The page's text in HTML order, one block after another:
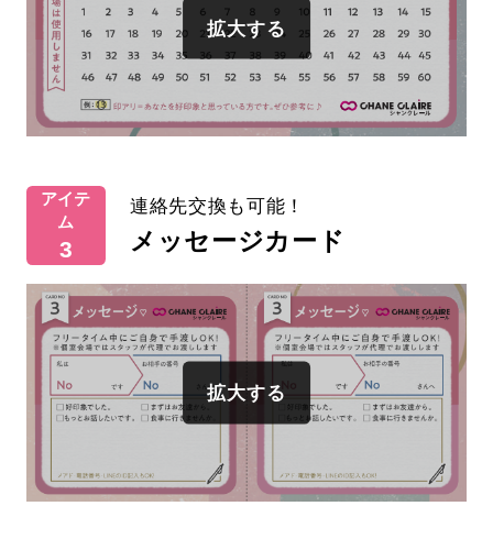
アイテ
ム
3
連絡先交換も可能！
メッセージカード